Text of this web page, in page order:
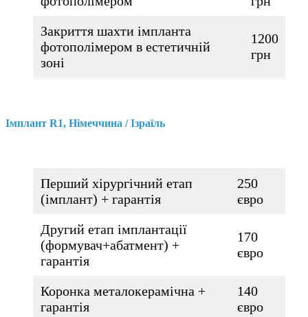
Закриття шахти імпланта
фотополімером в естетичній
зоні
1200
грн
Імплант R1, Німеччина / Ізраїль
Перший хірургічний етап
(імплант) + гарантія
250
євро
Другий етап імплантації
(формувач+абатмент) +
гарантія
170
євро
Коронка металокерамічна +
гарантія
140
євро